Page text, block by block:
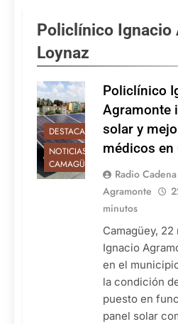
Policlínico Ignacio
Loynaz
DESTACADAS
NOTICIAS DE
CAMAGÜEY
Policlínico
Agramonte
solar y
médicos en
Radio Cadena
Agramonte
minutos
Camagüey,
Ignacio
en el
la condición
puesto en
panel solar